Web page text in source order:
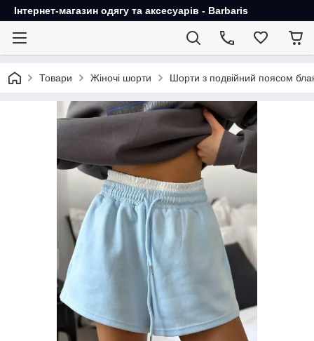
Інтернет-магазин одягу та аксесуарів - Barbaris
Товари Жіночі шорти Шорти з подвійний поясом